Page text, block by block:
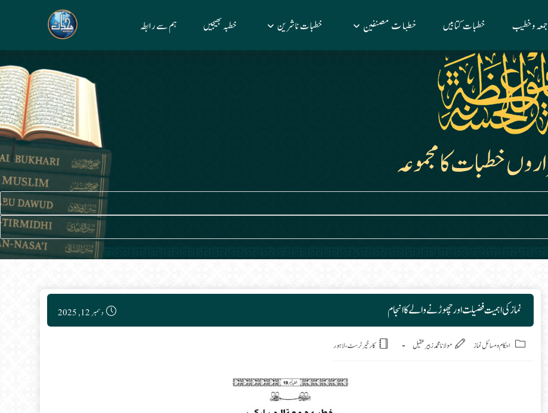
جمعہ وخطیب خطبات کتابیں خطبات مصنفین خطبات ناشرین خطبہ بھیجیں ہم سے رابطہ
نماز کی اہمیت فضیلت اور چھوڑنے والے کا انجام Post published:
دسمبر 12, 2025
Post category:
احکام ومسائل نماز مولانا محمد زبیر عقیل کارخیر ٹرسٹ، لاہور